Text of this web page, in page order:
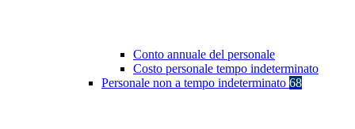
Conto annuale del personale
Costo personale tempo indeterminato
Personale non a tempo indeterminato 68